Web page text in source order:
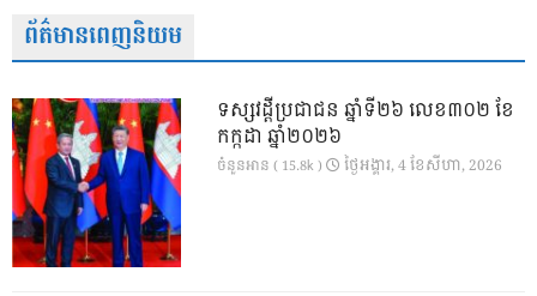
ព័ត៌មានពេញនិយម
ទស្សវដ្តីប្រជាជន ឆ្នាំទី២៦ លេខ៣០២ ខែ
កក្កដា ឆ្នាំ២០២៦
ចំនួនអាន ( 15.8k ) ថ្ងៃ​អង្គារ, 4 ខែ​សីហា, 2026